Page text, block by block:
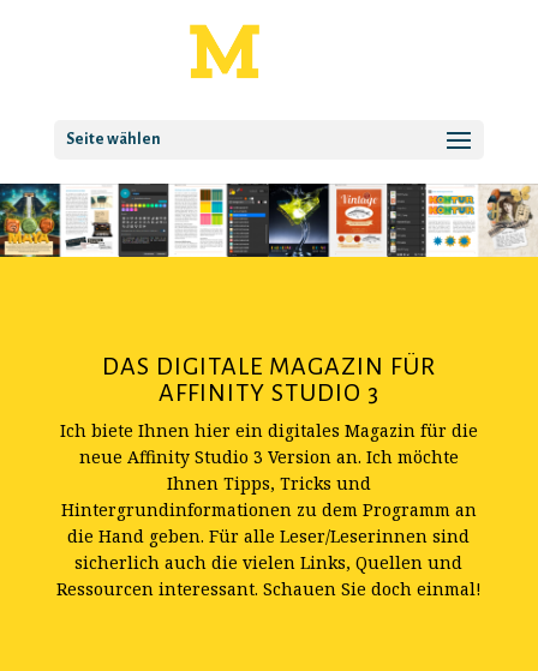
Seite wählen
DAS DIGITALE MAGAZIN FÜR
AFFINITY STUDIO 3
Ich biete Ihnen hier ein digitales Magazin für die
neue Affinity Studio 3 Version an. Ich möchte
Ihnen Tipps, Tricks und
Hintergrundinformationen zu dem Programm an
die Hand geben. Für alle Leser/Leserinnen sind
sicherlich auch die vielen Links, Quellen und
Ressourcen interessant. Schauen Sie doch einmal!